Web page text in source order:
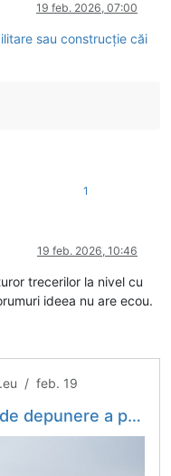
19 feb. 2026, 07:00
sau construcție căi
1
19 feb. 2026, 10:46
trecerilor la nivel cu
ideea nu are ecou.
/ feb. 19
în toată Polonia - Hubul tău de informații din domeniul mobilității